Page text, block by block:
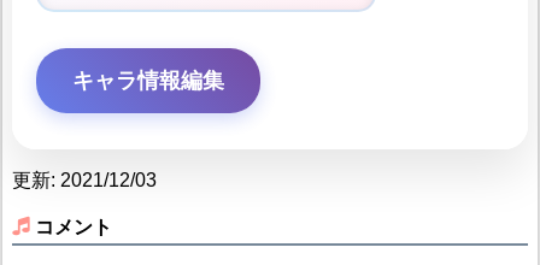
キャラ情報編集
更新: 2021/12/03
コメント